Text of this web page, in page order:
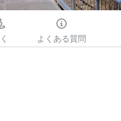
もう一度試してくださ
よくある質問